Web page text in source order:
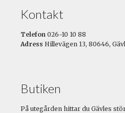
Kontakt
Telefon 026-10 10 88
Adress Hillevägen 13, 80646,
Butiken
På utegården hittar du Gävles